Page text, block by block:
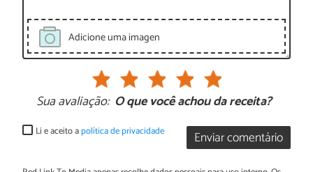
Adicione uma imagen
Sua avaliação: O que você achou da receita?
Enviar comentário
Li e aceito apolítica de privacidade